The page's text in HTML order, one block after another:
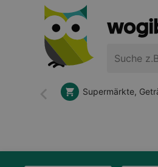
Zurück
Supermärkte,